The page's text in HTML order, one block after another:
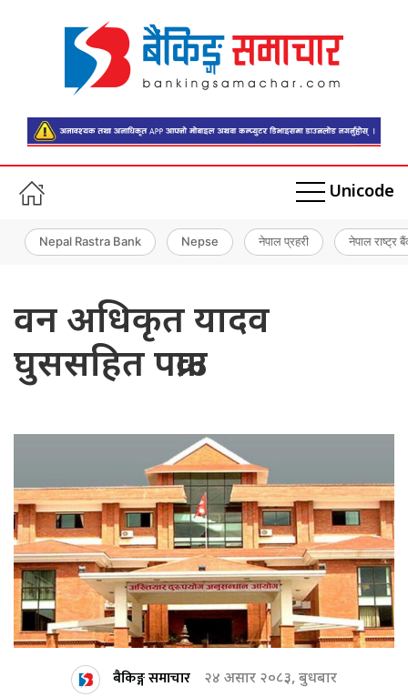
Unicode
Nepal Rastra Bank Nepse नेपाल प्रहरी नेपाल राष्ट्र
वन अधिकृत यादव
घुससहित पक्राउ
बैकिङ्ग समाचार २४ असार २०८३, बुधबार